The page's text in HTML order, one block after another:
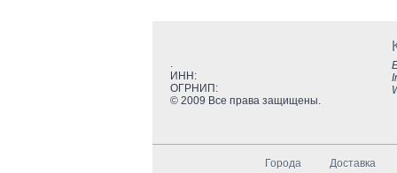
.
ИНН:
ОГРНИП:
© 2009 Все права защищены.
Города Доставка